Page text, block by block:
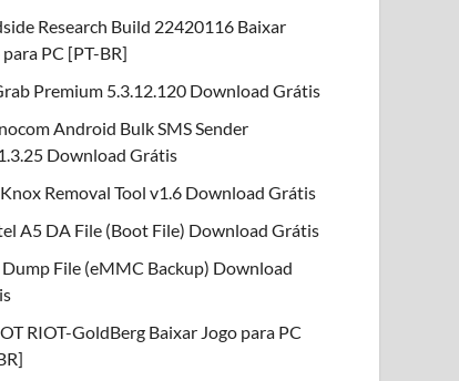
Research Build 22420116 Baixar
para PC [PT-BR]
Premium 5.3.12.120 Download Grátis
Android Bulk SMS Sender
Download Grátis
Removal Tool v1.6 Download Grátis
A5 DA File (Boot File) Download Grátis
File (eMMC Backup) Download
RIOT-GoldBerg Baixar Jogo para PC